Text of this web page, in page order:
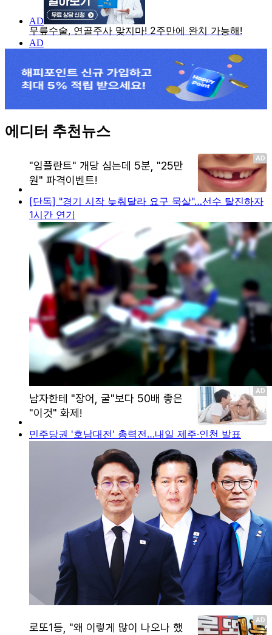
에디터 추천뉴스
[단독] "경기 시작 늦춰달라 요구 묵살"…선수 탈진하자
1시간 연기
민주당권 '호남대전' 총력전…내일 제주·인천 발표